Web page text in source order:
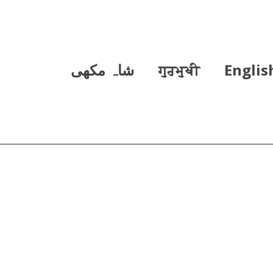
ਗੁਰਮੁਖੀ شاہ مکھی